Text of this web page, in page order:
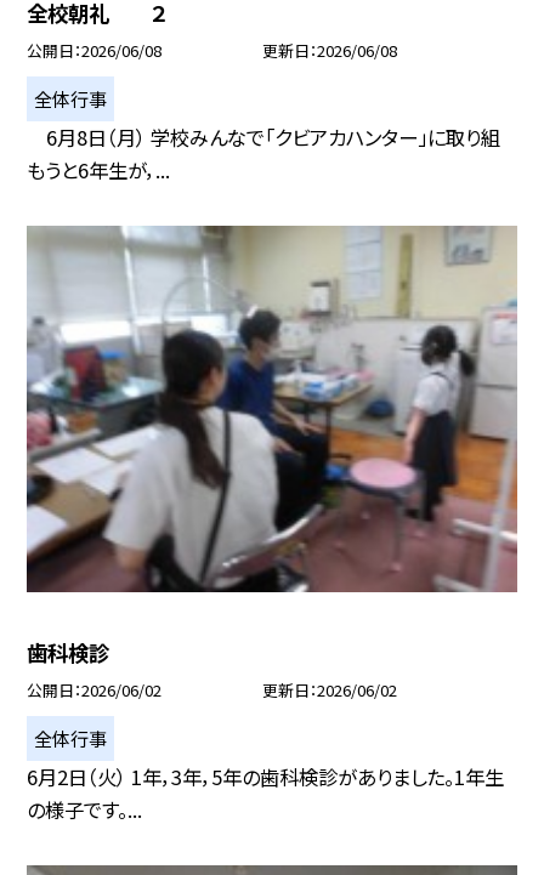
全校朝礼 ２
公開日 2026/06/08 更新日 2026/06/08
全体行事
6月8日（月） 学校みんなで「クビアカハンター」に取り組
もうと6年生が，...
歯科検診
公開日 2026/06/02 更新日 2026/06/02
全体行事
6月2日（火） 1年，3年，5年の歯科検診がありました。1年生
の様子です。...